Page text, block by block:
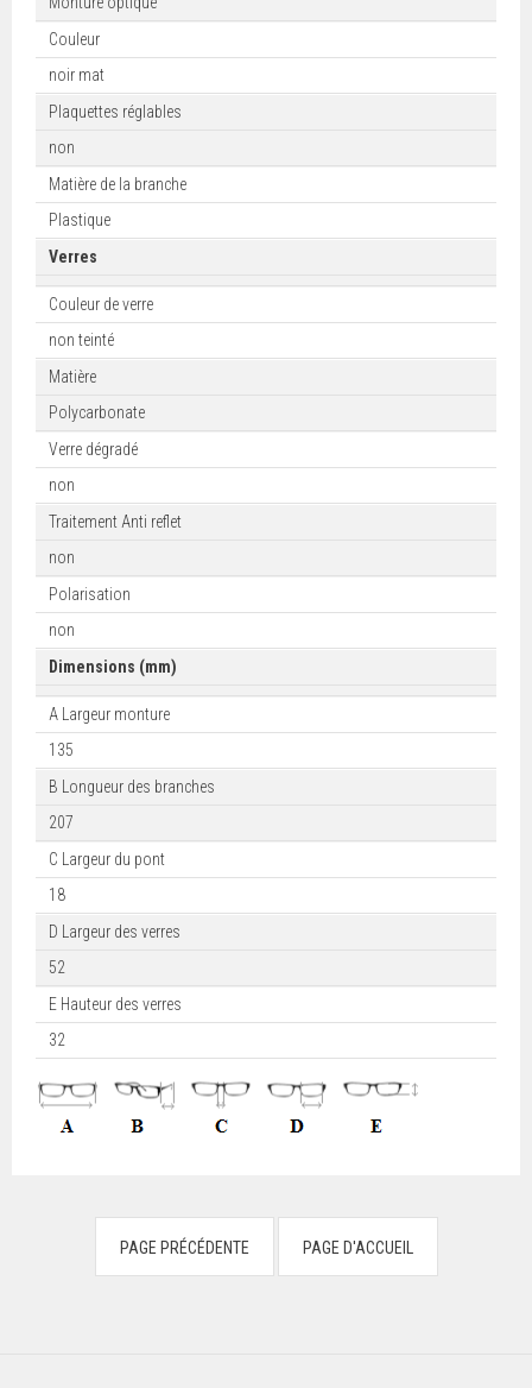
Couleur
noir mat
Plaquettes réglables
non
Matière de la branche
Plastique
Verres
Couleur de verre
non teinté
Matière
Polycarbonate
Verre dégradé
non
Traitement Anti reflet
non
Polarisation
non
Dimensions (mm)
A Largeur monture
135
B Longueur des branches
207
C Largeur du pont
18
D Largeur des verres
52
E Hauteur des verres
32